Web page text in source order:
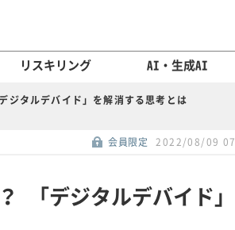
リスキリング AI・生成AI
ジタルデバイド」を解消する思考とは
会員限定 2022/08/09
「デジタルデバイド